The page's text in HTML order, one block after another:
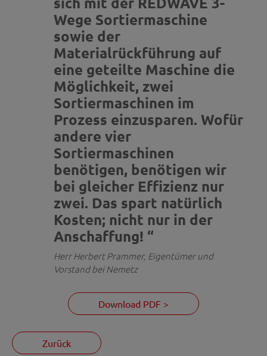
Wege Sortiermaschine
sowie der
Materialrückführung auf
eine geteilte Maschine die
Möglichkeit, zwei
Sortiermaschinen im
Prozess einzusparen. Wofür
andere vier
Sortiermaschinen
benötigen, benötigen wir
bei gleicher Effizienz nur
zwei. Das spart natürlich
Kosten; nicht nur in der
Anschaffung! “
Herr Herbert Prammer, Eigentümer und
Vorstand bei Nemetz
Download PDF >
Zurück